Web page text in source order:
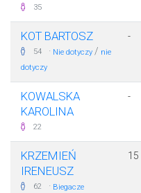
35
KOT BARTOSZ
54 · Nie dotyczy / nie
dotyczy
-
KOWALSKA
KAROLINA
22
-
KRZEMIEŃ
IRENEUSZ
62 · Biegacze
15